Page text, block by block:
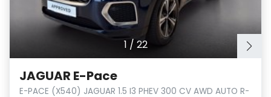
1 / 22
JAGUAR E-Pace
E-PACE (X540) JAGUAR 1.5 I3 PHEV 300 CV AWD AUTO R-